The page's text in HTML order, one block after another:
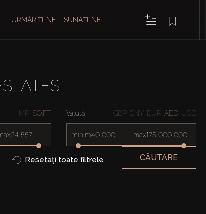
URMĂRIȚI-NE SUNAȚI-NE
MP SQ.FT Valută GBP CNY EUR AED USD
minim max
Resetați toate filtrele CĂUTARE